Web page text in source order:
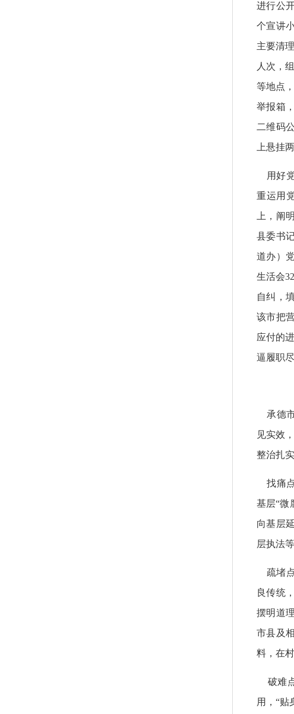
进行公
个宣讲
主要清
人次，
等地点
举报箱
二维码
上悬挂
用好党
重运用
上，阐
县委书
道办）
生活会
自纠，
该市把
应付的
逼履职
承德市
见实效
整治扎实
找痛点
基层“微
向基层
层执法
疏堵点
良传统
摆明道
市县及
料，在
破难点
用，“贴